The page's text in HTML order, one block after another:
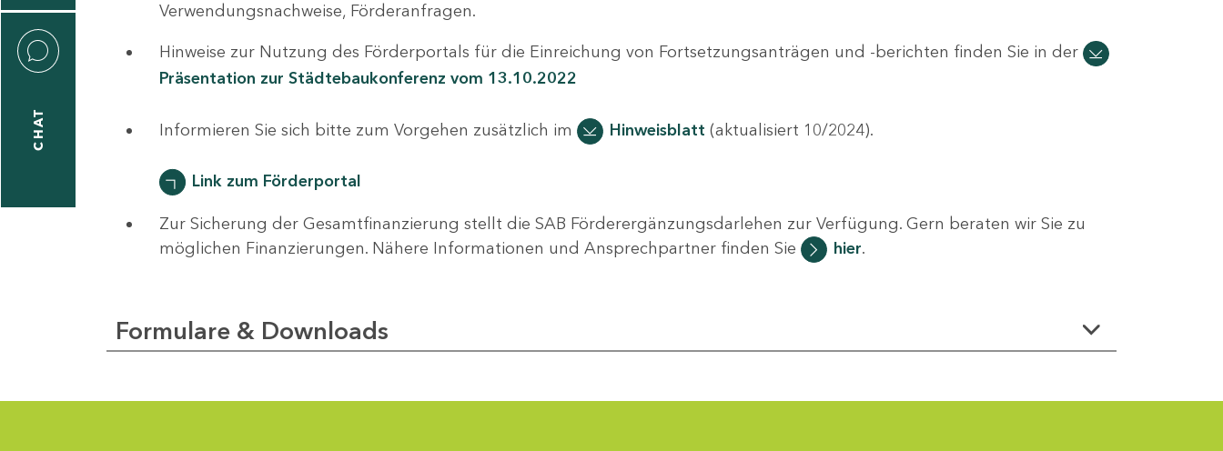
CHAT
Verwendungsnachweise, Förderanfragen.
Hinweise zur Nutzung des Förderportals für die Einreichung von Fortsetzungsanträgen und -berichten finden Sie in der
Präsentation zur Städtebaukonferenz vom 13.10.2022
Informieren Sie sich bitte zum Vorgehen zusätzlich im Hinweisblatt (aktualisiert 10/2024).
Link zum Förderportal
Zur Sicherung der Gesamtfinanzierung stellt die SAB Förderergänzungsdarlehen zur Verfügung. Gern beraten wir Sie zu
möglichen Finanzierungen. Nähere Informationen und Ansprechpartner finden Sie
hier.
Formulare & Downloads